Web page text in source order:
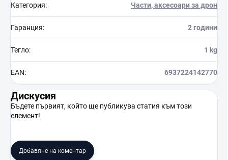
Категория: Части, аксесоари за дрон
Гаранция: 2 години
Тегло: 1 kg
EAN: 6937224142770
Дискусия
Бъдете първият, който ще публикува статия към този
елемент!
Добавяне на коментар